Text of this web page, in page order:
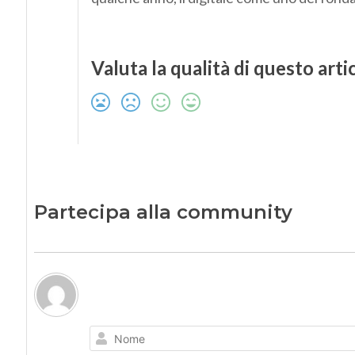
Valuta la qualità di questo
Partecipa alla community